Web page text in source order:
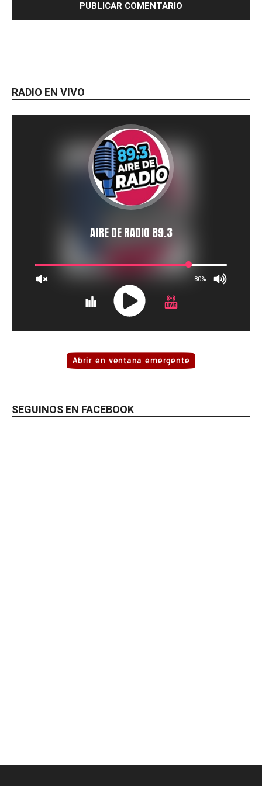
RADIO EN VIVO
SEGUINOS EN FACEBOOK